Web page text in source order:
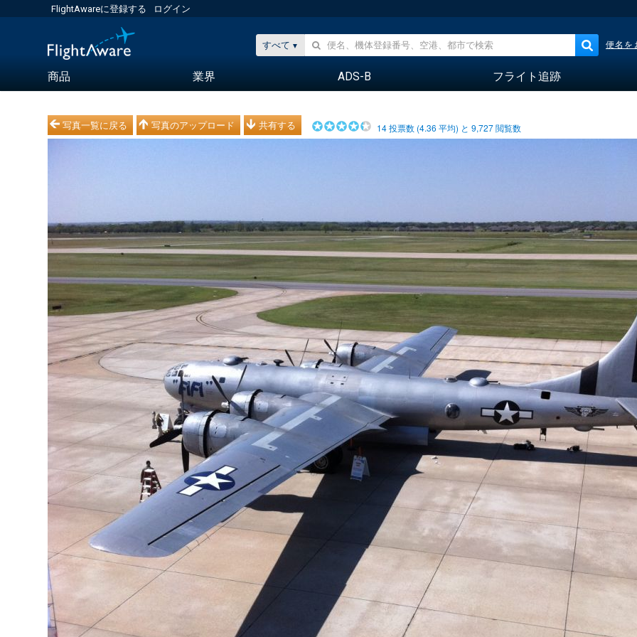
FlightAwareに登録する ログイン
すべて 便名を
商品 業界 ADS-B フライト追跡
写真一覧に戻る 写真のアップロード 共有する 14投票数 (4.36 平均) と9,727閲覧数